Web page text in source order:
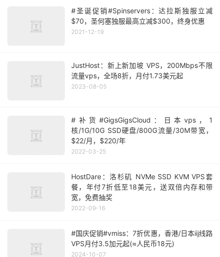
#圣诞促销#Spinservers：达拉斯独服立减
$70，圣何塞独服最高立减$300，终身优惠
2021-12-19
JustHost：新上新加坡 VPS，200Mbps不限
流量vps，全场8折，月付1.73美元起
2023-08-05
#补货#GigsGigsCloud：日本vps，1
核/1G/10G SSD硬盘/800G流量/30M带宽，
$22/月，$220/年
2022-03-25
HostDare：洛杉矶 NVMe SSD KVM VPS套
餐，年付7折低至18美元，送双倍内存和带
宽，免费抽奖
2022-09-16
#国庆促销#vmiss：7折优惠，香港/日本iij线路
VPS月付3.5加元起(≈人民币18元)
2024-10-07